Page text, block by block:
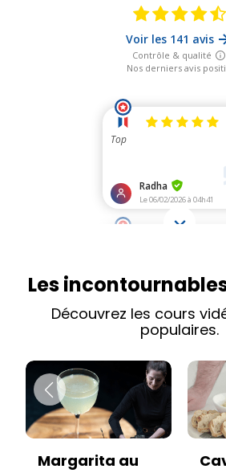
Les
Découvrez les cours
populaires.
Caviar